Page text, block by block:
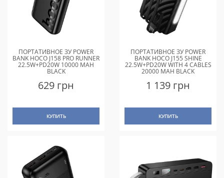
ПОРТАТИВНОЕ ЗУ POWER
BANK HOCO J158 PRO RUNNER
22.5W+PD20W 10000 MAH
BLACK
629 грн
КУПИТЬ
ПОРТАТИВНОЕ ЗУ POWER
BANK HOCO J155 SHINE
22.5W+PD20W WITH 4 CABLES
20000 MAH BLACK
1 139 грн
КУПИТЬ